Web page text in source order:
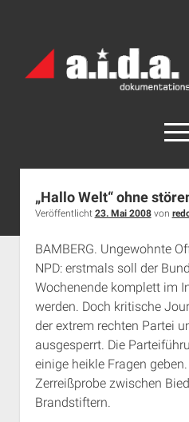
Archiv
München
facebook
rss
Antifaschistische
Antifaschistische
Rechte
Rechte
Das
a.i.d.a. e. V.
Über
„Hallo Welt“ ohne
Veröffentlicht 23. Mai 2008von
BAMBERG. Ungewohnte
NPD: erstmals soll der
Wochenende komplett im
werden. Doch kritische
der extrem rechten Partei
ausgesperrt. Die
einige heikle Fragen
Zerreißprobe zwischen
Brandstiftern.